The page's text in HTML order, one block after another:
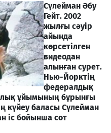
Сүлейман Әбу
Гейт. 2002
жылғы сәуір
айында
көрсетілген
видеодан
алынған сурет.
Нью-Йорктің
федералдық
ұйымының бұрынғы
күйеу баласы Сүлейман
іс бойынша сот